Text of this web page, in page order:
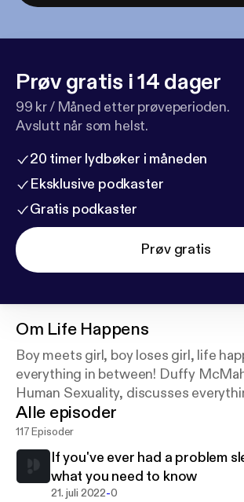
Prøv gratis i 14 dager
99 kr / Måned etter prøveperioden.
Avslutt når som helst.
20 timer lydbøker i måneden
Eksklusive podkaster
Gratis podkaster
Prøv gratis
Om Life Happens
Boy meets girl, boy loses girl, life
everything in between! Duffy
Human Sexuality, discusses
dating, marriage and relationships to
of everyday life.
Alle episoder
117 Episoder
If you've ever had a problem
what you need to know
21. juli 2022-0